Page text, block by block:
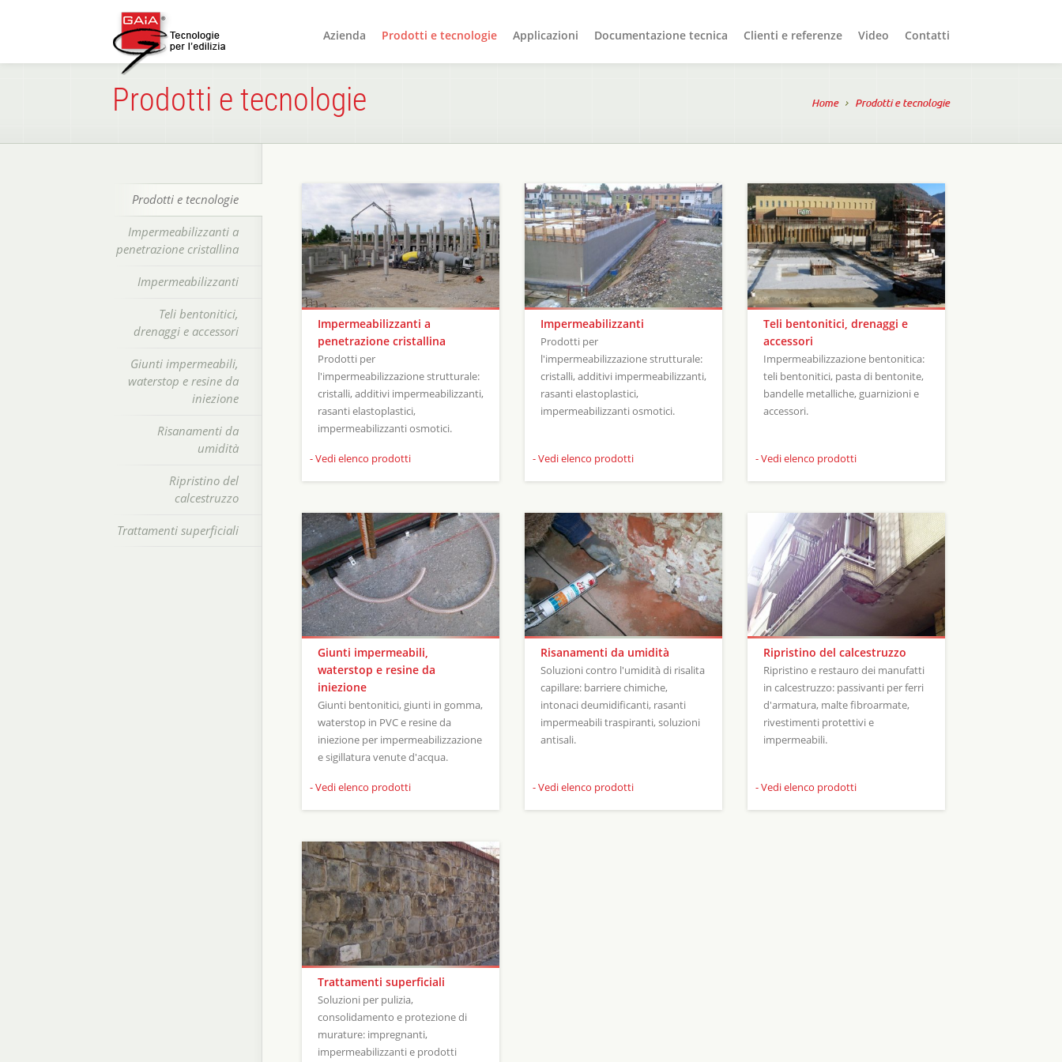
Azienda Prodotti e tecnologie Applicazioni Documentazione tecnica Clienti e referenze Video Contatti
Home Prodotti e tecnologie
Prodotti e tecnologie
Prodotti e tecnologie
Impermeabilizzanti a
penetrazione cristallina
Impermeabilizzanti
Teli bentonitici,
drenaggi e accessori
Giunti impermeabili,
waterstop e resine da
iniezione
Risanamenti da
umidità
Ripristino del
calcestruzzo
Trattamenti superficiali
Impermeabilizzanti a
penetrazione cristallina
Prodotti per
l'impermeabilizzazione strutturale:
cristalli, additivi impermeabilizzanti,
rasanti elastoplastici,
impermeabilizzanti osmotici.
- Vedi elenco prodotti
Impermeabilizzanti
Prodotti per
l'impermeabilizzazione strutturale:
cristalli, additivi impermeabilizzanti,
rasanti elastoplastici,
impermeabilizzanti osmotici.
- Vedi elenco prodotti
Teli bentonitici, drenaggi e
accessori
Impermeabilizzazione bentonitica:
teli bentonitici, pasta di bentonite,
bandelle metalliche, guarnizioni e
accessori.
- Vedi elenco prodotti
Giunti impermeabili,
waterstop e resine da
iniezione
Giunti bentonitici, giunti in gomma,
waterstop in PVC e resine da
iniezione per impermeabilizzazione
e sigillatura venute d'acqua.
- Vedi elenco prodotti
Risanamenti da umidità
Soluzioni contro l'umidità di risalita
capillare: barriere chimiche,
intonaci deumidificanti, rasanti
impermeabili traspiranti, soluzioni
antisali.
- Vedi elenco prodotti
Ripristino del calcestruzzo
Ripristino e restauro dei manufatti
in calcestruzzo: passivanti per ferri
d'armatura, malte fibroarmate,
rivestimenti protettivi e
impermeabili.
- Vedi elenco prodotti
Trattamenti superficiali
Soluzioni per pulizia,
consolidamento e protezione di
murature: impregnanti,
impermeabilizzanti e prodotti